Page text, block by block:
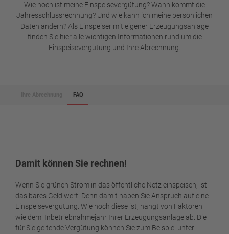
Wie hoch ist meine Einspeisevergütung? Wann kommt die
Jahresschlussrechnung? Und wie kann ich meine persönlichen
Daten ändern? Als Einspeiser mit eigener Erzeugungsanlage
finden Sie hier alle wichtigen Informationen rund um die
Einspeisevergütung und Ihre Abrechnung.
FAQ
Damit können Sie rechnen!
Wenn Sie grünen Strom in das öffentliche Netz einspeisen, ist
das bares Geld wert. Denn damit haben Sie Anspruch auf eine
Einspeisevergütung. Wie hoch diese ist, hängt von Faktoren
wie dem Inbetriebnahmejahr Ihrer Erzeugungsanlage ab. Die
für Sie geltende Vergütung können Sie zum Beispiel unter